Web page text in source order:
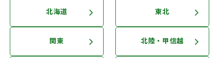
北海道 東北
関東 北陸・甲信越